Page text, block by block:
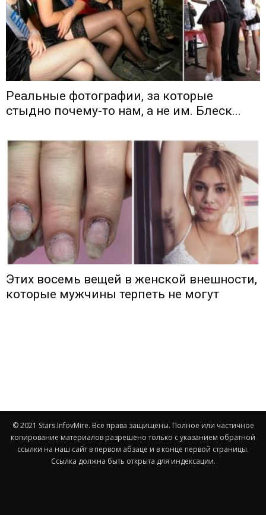
Реальные фотографии, за которые
стыдно почему-то нам, а не им. Блеск...
Этих восемь вещей в женской внешности,
которые мужчины терпеть не могут
© 2021 Stars.InfovMire. Все права защищены. Полное или частичное
копирование материалов разрешено только с указанием обратной
ссылки на наш сайт в первом абзаце и в конце первой страницы.
Ссылка должна быть открыта для индексации.